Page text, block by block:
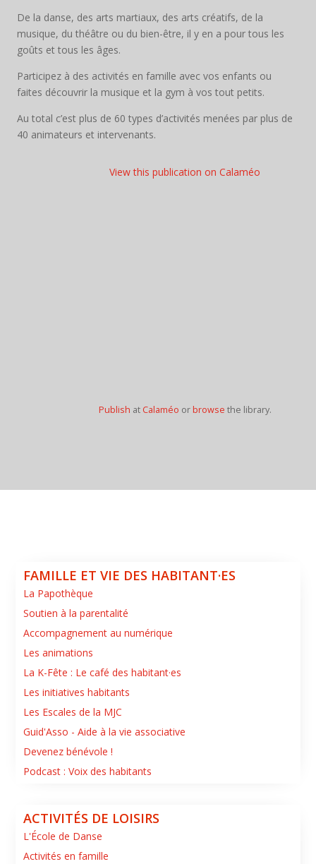
De la danse, des arts martiaux, des arts créatifs, de la
musique, du théâtre ou du bien-être, il y en a pour tous les
goûts et tous les âges.
Participez à des activités en famille avec vos enfants ou
faites découvrir la musique et la gym à vos tout petits.
Au total c’est plus de 60 types d’activités menées par plus de
40 animateurs et intervenants.
View this publication on Calaméo
Publish at Calaméo or browse the library.
FAMILLE ET VIE DES HABITANT·ES
La Papothèque
Soutien à la parentalité
Accompagnement au numérique
Les animations
La K-Fête : Le café des habitant·es
Les initiatives habitants
Les Escales de la MJC
Guid'Asso - Aide à la vie associative
Devenez bénévole !
Podcast : Voix des habitants
ACTIVITÉS DE LOISIRS
L'École de Danse
Activités en famille